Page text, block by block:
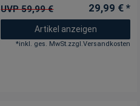
UVP 59,99 € 29,99 € *
Artikel anzeigen
*inkl. ges. MwSt.zzgl.Versandkosten